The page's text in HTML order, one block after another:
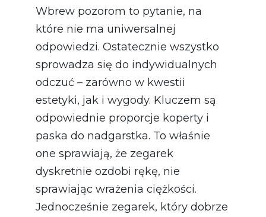
Wbrew pozorom to pytanie, na
które nie ma uniwersalnej
odpowiedzi. Ostatecznie wszystko
sprowadza się do indywidualnych
odczuć – zarówno w kwestii
estetyki, jak i wygody. Kluczem są
odpowiednie proporcje koperty i
paska do nadgarstka. To właśnie
one sprawiają, że zegarek
dyskretnie ozdobi rękę, nie
sprawiając wrażenia ciężkości.
Jednocześnie zegarek, który dobrze